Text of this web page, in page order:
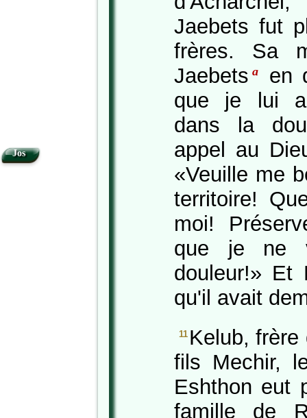
Jaebets fut
frères. Sa
Jaebets a
en
que je lui
dans la
appel au
«Veuille me
territoire!
moi!
que je ne
douleur!» Et
qu'il avait
11 Kelub,
fils Mechir,
Eshthon eut
famille de
Jos